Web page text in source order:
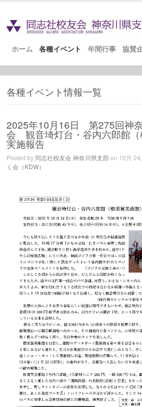
ホーム 各種イベント 年間行事 協賛
各種イベント情報一覧
2025年10月16日 第275回神奈
会 観音埼灯台・谷内六郎館（
実施報告
Posted by 同志社校友会 神奈川県支部on 10月
く会（KDW）